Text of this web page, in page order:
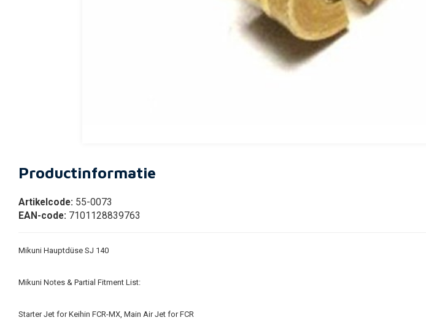
Productinformatie
Artikelcode: 55-0073
EAN-code: 7101128839763
Mikuni Hauptdüse SJ 140
Mikuni Notes & Partial Fitment List:
Starter Jet for Keihin FCR-MX, Main Air Jet for FCR